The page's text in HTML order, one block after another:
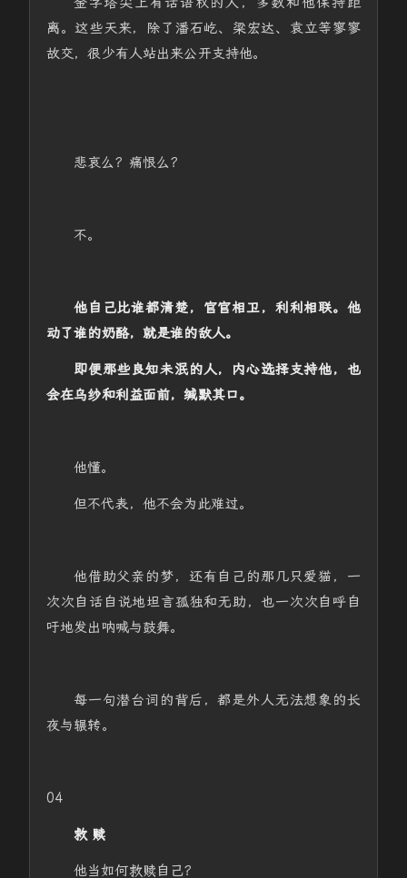
离。这些天来，除了潘石屹、梁宏达、袁立等寥寥
故交，很少有人站出来公开支持他。
悲哀么？痛恨么？
不。
他自己比谁都清楚，官官相卫，利利相联。他
动了谁的奶酪，就是谁的敌人。
即便那些良知未泯的人，内心选择支持他，也
会在乌纱和利益面前，缄默其口。
他懂。
但不代表，他不会为此难过。
他借助父亲的梦，还有自己的那几只爱猫，一
次次自话自说地坦言孤独和无助，也一次次自呼自
吁地发出呐喊与鼓舞。
每一句潜台词的背后，都是外人无法想象的长
夜与辗转。
04
救 赎
他当如何救赎自己？